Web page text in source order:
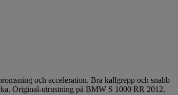
och acceleration. Bra kallgrepp och snabb
Original-utrustning på BMW S 1000 RR 2012.